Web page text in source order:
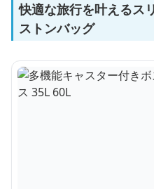
快適な旅行を叶えるス
ストンバッグ